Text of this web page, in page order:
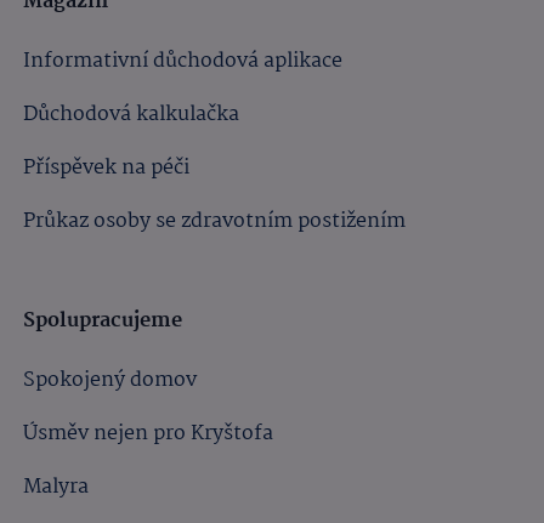
Informativní důchodová aplikace
Důchodová kalkulačka
Příspěvek na péči
Průkaz osoby se zdravotním postižením
Spolupracujeme
Spokojený domov
Úsměv nejen pro Kryštofa
Malyra